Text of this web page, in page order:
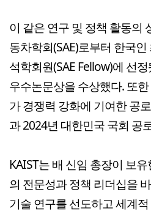
이 같은 연구 및 정책 활동의
동차학회(SAE)로부터 한국
석학회원(SAE Fellow)에 선
우수논문상을 수상했다. 또
가 경쟁력 강화에 기여한 공
과 2024년 대한민국 국회 공
KAIST는 배 신임 총장이 보
의 전문성과 정책 리더십을
기술 연구를 선도하고 세계